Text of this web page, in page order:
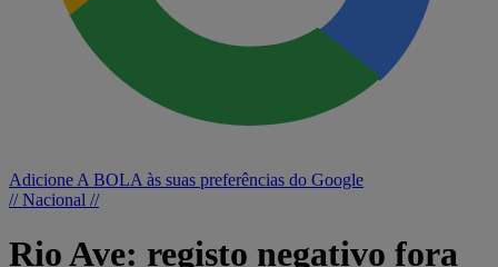
Adicione A BOLA às suas preferências do Google
// Nacional //
Rio Ave: registo negativo fora